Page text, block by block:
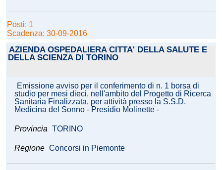
Posti: 1
Scadenza: 30-09-2016
AZIENDA OSPEDALIERA CITTA' DELLA SALUTE E
DELLA SCIENZA DI TORINO
Emissione avviso per il conferimento di n. 1 borsa di
studio per mesi dieci, nell'ambito del Progetto di Ricerca
Sanitaria Finalizzata, per attività presso la S.S.D.
Medicina del Sonno - Presidio Molinette -
Provincia TORINO
Regione Concorsi in Piemonte